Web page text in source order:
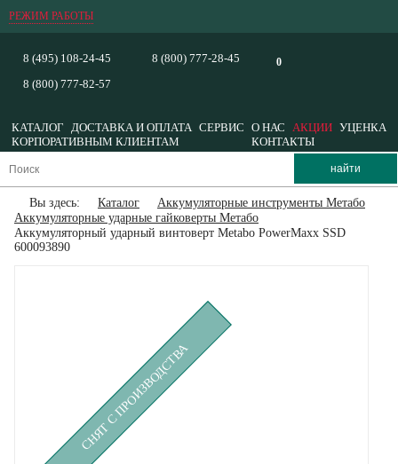
РЕЖИМ РАБОТЫ
0
8 (495) 108-24-45
8 (800) 777-82-57
8 (800) 777-28-45
КАТАЛОГ ДОСТАВКА И ОПЛАТА СЕРВИС О НАС АКЦИИ УЦЕНКА
КОРПОРАТИВНЫМ КЛИЕНТАМ
КОНТАКТЫ
Вы здесь: Каталог
Аккумуляторные инструменты Метабо
Аккумуляторные ударные гайковерты Метабо
Аккумуляторный ударный винтоверт Metabo PowerMaxx SSD
600093890
СНЯТ С ПРОИЗВОДСТВА